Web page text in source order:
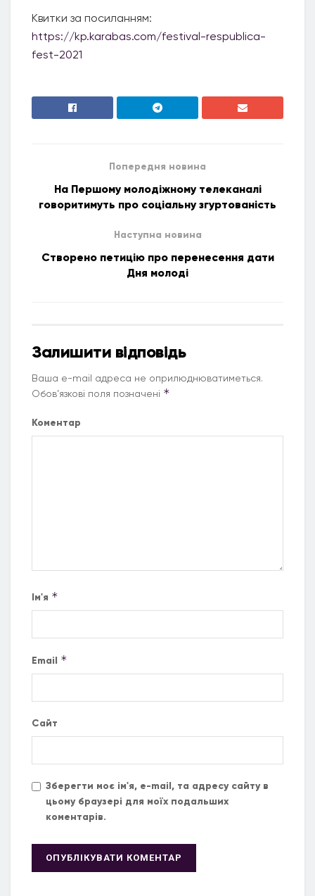
Квитки за посиланням:
https://kp.karabas.com/festival-respublica-
fest-2021
Попередня новина
На Першому молодіжному телеканалі
говоритимуть про соціальну згуртованість
Наступна новина
Створено петицію про перенесення дати
Дня молоді
Залишити відповідь
Ваша e-mail адреса не оприлюднюватиметься.
Обов’язкові поля позначені *
Коментар
Ім'я *
Email *
Сайт
Зберегти моє ім'я, e-mail, та адресу сайту в
цьому браузері для моїх подальших
коментарів.